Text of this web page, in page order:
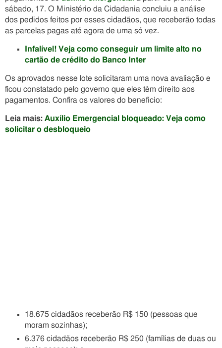
sábado, 17. O Ministério da Cidadania concluiu a análise
dos pedidos feitos por esses cidadãos, que receberão todas
as parcelas pagas até agora de uma só vez.
Infalível! Veja como conseguir um limite alto no
cartão de crédito do Banco Inter
Os aprovados nesse lote solicitaram uma nova avaliação e
ficou constatado pelo governo que eles têm direito aos
pagamentos. Confira os valores do benefício:
Leia mais: Auxílio Emergencial bloqueado: Veja como
solicitar o desbloqueio
18.675 cidadãos receberão R$ 150 (pessoas que
moram sozinhas);
6.376 cidadãos receberão R$ 250 (famílias de duas ou